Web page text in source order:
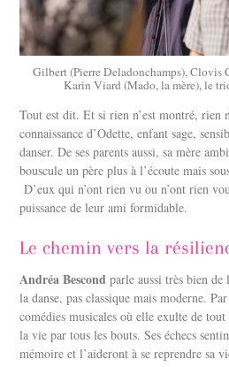
Gilbert (Pierre Deladonchamps), Clovis
Karin Viard (Mado, la mère), le
Tout est dit. Et si rien n’est montré, rien
connaissance d’Odette, enfant sage,
danser. De ses parents aussi, sa mère
bouscule un père plus à l’écoute mais
D’eux qui n’ont rien vu ou n’ont rien
puissance de leur ami formidable.
Le chemin vers la
Andréa Bescond parle aussi très bien de
la danse, pas classique mais moderne.
comédies musicales où elle exulte de
la vie par tous les bouts. Ses échecs
mémoire et l’aideront à se reprendre sa